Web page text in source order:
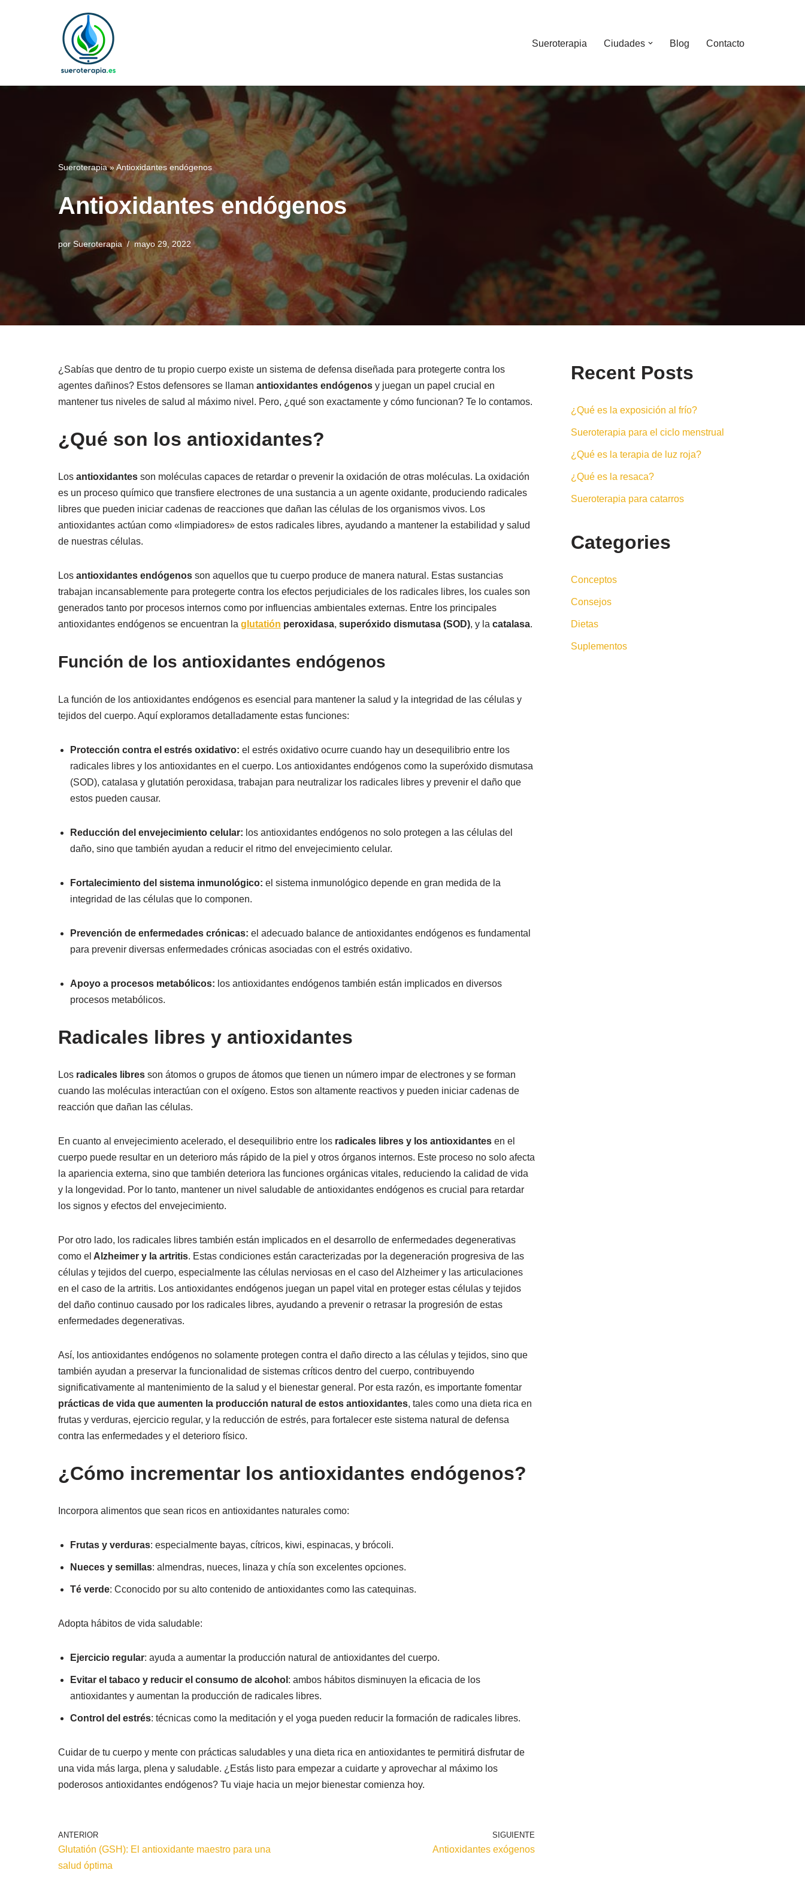
Sueroterapia Ciudades Blog Contacto
Sueroterapia»Antioxidantes endógenos
Antioxidantes endógenos
porSueroterapia mayo 29, 2022
¿Sabías que dentro de tu propio cuerpo existe un sistema de defensa diseñada para protegerte contra los
agentes dañinos? Estos defensores se llaman antioxidantes endógenos y juegan un papel crucial en
mantener tus niveles de salud al máximo nivel. Pero, ¿qué son exactamente y cómo funcionan? Te lo contamos.
¿Qué son los antioxidantes?
Los antioxidantes son moléculas capaces de retardar o prevenir la oxidación de otras moléculas. La oxidación
es un proceso químico que transfiere electrones de una sustancia a un agente oxidante, produciendo radicales
libres que pueden iniciar cadenas de reacciones que dañan las células de los organismos vivos. Los
antioxidantes actúan como «limpiadores» de estos radicales libres, ayudando a mantener la estabilidad y salud
de nuestras células.
Los antioxidantes endógenos son aquellos que tu cuerpo produce de manera natural. Estas sustancias
trabajan incansablemente para protegerte contra los efectos perjudiciales de los radicales libres, los cuales son
generados tanto por procesos internos como por influencias ambientales externas. Entre los principales
antioxidantes endógenos se encuentran la glutatión peroxidasa, superóxido dismutasa (SOD), y la catalasa.
Función de los antioxidantes endógenos
La función de los antioxidantes endógenos es esencial para mantener la salud y la integridad de las células y
tejidos del cuerpo. Aquí exploramos detalladamente estas funciones:
Protección contra el estrés oxidativo: el estrés oxidativo ocurre cuando hay un desequilibrio entre los
radicales libres y los antioxidantes en el cuerpo. Los antioxidantes endógenos como la superóxido dismutasa
(SOD), catalasa y glutatión peroxidasa, trabajan para neutralizar los radicales libres y prevenir el daño que
estos pueden causar.
Reducción del envejecimiento celular: los antioxidantes endógenos no solo protegen a las células del
daño, sino que también ayudan a reducir el ritmo del envejecimiento celular.
Fortalecimiento del sistema inmunológico: el sistema inmunológico depende en gran medida de la
integridad de las células que lo componen.
Prevención de enfermedades crónicas: el adecuado balance de antioxidantes endógenos es fundamental
para prevenir diversas enfermedades crónicas asociadas con el estrés oxidativo.
Apoyo a procesos metabólicos: los antioxidantes endógenos también están implicados en diversos
procesos metabólicos.
Radicales libres y antioxidantes
Los radicales libres son átomos o grupos de átomos que tienen un número impar de electrones y se forman
cuando las moléculas interactúan con el oxígeno. Estos son altamente reactivos y pueden iniciar cadenas de
reacción que dañan las células.
En cuanto al envejecimiento acelerado, el desequilibrio entre los radicales libres y los antioxidantes en el
cuerpo puede resultar en un deterioro más rápido de la piel y otros órganos internos. Este proceso no solo afecta
la apariencia externa, sino que también deteriora las funciones orgánicas vitales, reduciendo la calidad de vida
y la longevidad. Por lo tanto, mantener un nivel saludable de antioxidantes endógenos es crucial para retardar
los signos y efectos del envejecimiento.
Por otro lado, los radicales libres también están implicados en el desarrollo de enfermedades degenerativas
como el Alzheimer y la artritis. Estas condiciones están caracterizadas por la degeneración progresiva de las
células y tejidos del cuerpo, especialmente las células nerviosas en el caso del Alzheimer y las articulaciones
en el caso de la artritis. Los antioxidantes endógenos juegan un papel vital en proteger estas células y tejidos
del daño continuo causado por los radicales libres, ayudando a prevenir o retrasar la progresión de estas
enfermedades degenerativas.
Así, los antioxidantes endógenos no solamente protegen contra el daño directo a las células y tejidos, sino que
también ayudan a preservar la funcionalidad de sistemas críticos dentro del cuerpo, contribuyendo
significativamente al mantenimiento de la salud y el bienestar general. Por esta razón, es importante fomentar
prácticas de vida que aumenten la producción natural de estos antioxidantes, tales como una dieta rica en
frutas y verduras, ejercicio regular, y la reducción de estrés, para fortalecer este sistema natural de defensa
contra las enfermedades y el deterioro físico.
¿Cómo incrementar los antioxidantes endógenos?
Incorpora alimentos que sean ricos en antioxidantes naturales como:
Frutas y verduras: especialmente bayas, cítricos, kiwi, espinacas, y brócoli.
Nueces y semillas: almendras, nueces, linaza y chía son excelentes opciones.
Té verde: Cconocido por su alto contenido de antioxidantes como las catequinas.
Adopta hábitos de vida saludable:
Ejercicio regular: ayuda a aumentar la producción natural de antioxidantes del cuerpo.
Evitar el tabaco y reducir el consumo de alcohol : ambos hábitos disminuyen la eficacia de los
antioxidantes y aumentan la producción de radicales libres.
Control del estrés: técnicas como la meditación y el yoga pueden reducir la formación de radicales libres.
Cuidar de tu cuerpo y mente con prácticas saludables y una dieta rica en antioxidantes te permitirá disfrutar de
una vida más larga, plena y saludable. ¿Estás listo para empezar a cuidarte y aprovechar al máximo los
poderosos antioxidantes endógenos? Tu viaje hacia un mejor bienestar comienza hoy.
ANTERIOR
Glutatión (GSH): El antioxidante maestro para una
salud óptima
SIGUIENTE
Antioxidantes exógenos
Recent Posts
¿Qué es la exposición al frío?
Sueroterapia para el ciclo menstrual
¿Qué es la terapia de luz roja?
¿Qué es la resaca?
Sueroterapia para catarros
Categories
Conceptos
Consejos
Dietas
Suplementos